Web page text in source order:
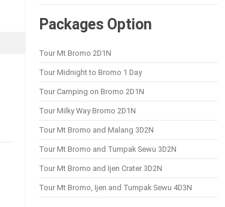
Packages Option
Tour Mt Bromo 2D1N
Tour Midnight to Bromo 1 Day
Tour Camping on Bromo 2D1N
Tour Milky Way Bromo 2D1N
Tour Mt Bromo and Malang 3D2N
Tour Mt Bromo and Tumpak Sewu 3D2N
Tour Mt Bromo and Ijen Crater 3D2N
Tour Mt Bromo, Ijen and Tumpak Sewu 4D3N